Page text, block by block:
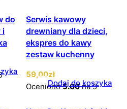
do
i
Serwis kawowy
drewniany dla dzieci,
ekspres do kawy
zestaw kuchenny
59,00zł
Oceniono5.00na 5
Dodaj do koszyka